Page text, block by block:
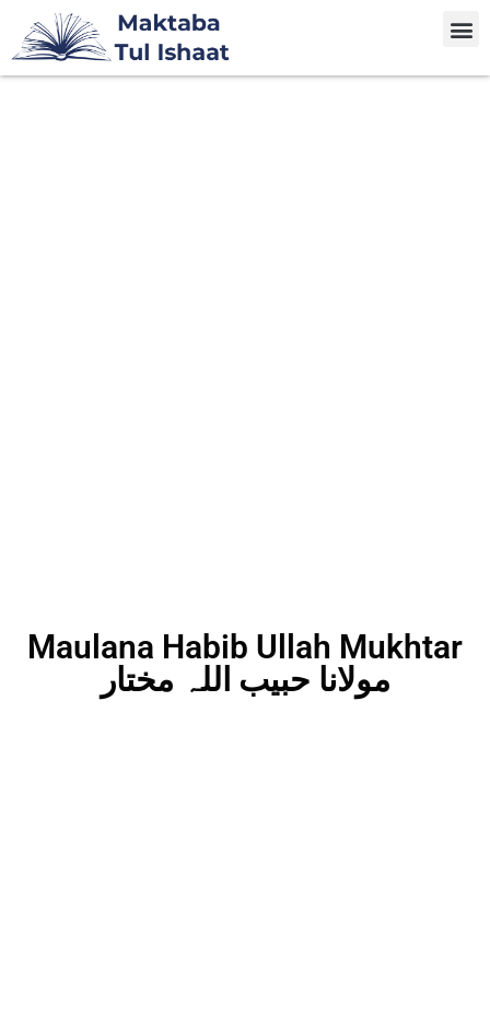
Maulana Habib Ullah Mukhtar
مولانا حبیب اللہ مختار